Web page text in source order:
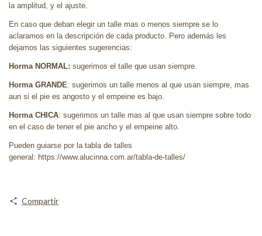
la amplitud, y el ajuste.
En caso que deban elegir un talle mas o menos siempre se lo
aclaramos en la descripción de cada producto. Pero además les
dejamos las siguientes sugerencias:
Horma NORMAL: sugerimos el talle que usan siempre.
Horma GRANDE: sugerimos un talle menos al que usan siempre, mas
aun si el pie es angosto y el empeine es bajo.
Horma CHICA: sugerimos un talle mas al que usan siempre sobre todo
en el caso de tener el pie ancho y el empeine alto.
Pueden guiarse por la tabla de talles
general: https://www.alucinna.com.ar/tabla-de-talles/
Compartir